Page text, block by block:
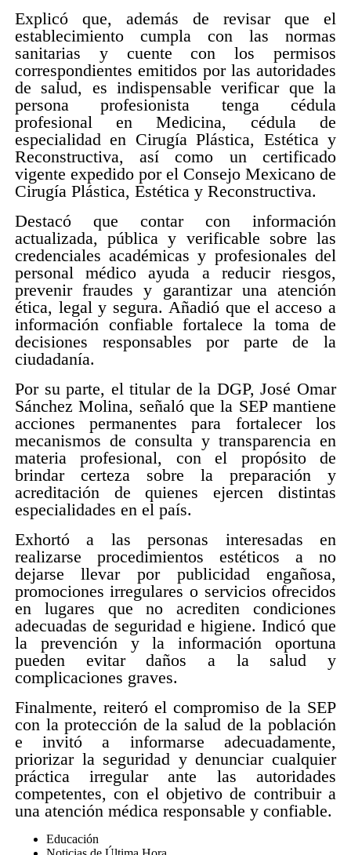
Explicó que, además de revisar que el
establecimiento cumpla con las normas
sanitarias y cuente con los permisos
correspondientes emitidos por las autoridades
de salud, es indispensable verificar que la
persona profesionista tenga cédula
profesional en Medicina, cédula de
especialidad en Cirugía Plástica, Estética y
Reconstructiva, así como un certificado
vigente expedido por el Consejo Mexicano de
Cirugía Plástica, Estética y Reconstructiva.
Destacó que contar con información
actualizada, pública y verificable sobre las
credenciales académicas y profesionales del
personal médico ayuda a reducir riesgos,
prevenir fraudes y garantizar una atención
ética, legal y segura. Añadió que el acceso a
información confiable fortalece la toma de
decisiones responsables por parte de la
ciudadanía.
Por su parte, el titular de la DGP, José Omar
Sánchez Molina, señaló que la SEP mantiene
acciones permanentes para fortalecer los
mecanismos de consulta y transparencia en
materia profesional, con el propósito de
brindar certeza sobre la preparación y
acreditación de quienes ejercen distintas
especialidades en el país.
Exhortó a las personas interesadas en
realizarse procedimientos estéticos a no
dejarse llevar por publicidad engañosa,
promociones irregulares o servicios ofrecidos
en lugares que no acrediten condiciones
adecuadas de seguridad e higiene. Indicó que
la prevención y la información oportuna
pueden evitar daños a la salud y
complicaciones graves.
Finalmente, reiteró el compromiso de la SEP
con la protección de la salud de la población
e invitó a informarse adecuadamente,
priorizar la seguridad y denunciar cualquier
práctica irregular ante las autoridades
competentes, con el objetivo de contribuir a
una atención médica responsable y confiable.
Educación